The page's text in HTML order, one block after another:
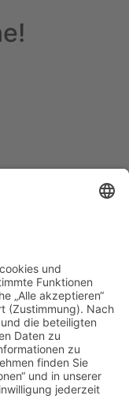
Wiesbaden